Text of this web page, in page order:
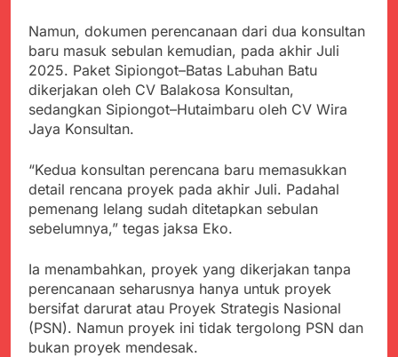
Namun, dokumen perencanaan dari dua konsultan
baru masuk sebulan kemudian, pada akhir Juli
2025. Paket Sipiongot–Batas Labuhan Batu
dikerjakan oleh CV Balakosa Konsultan,
sedangkan Sipiongot–Hutaimbaru oleh CV Wira
Jaya Konsultan.
“Kedua konsultan perencana baru memasukkan
detail rencana proyek pada akhir Juli. Padahal
pemenang lelang sudah ditetapkan sebulan
sebelumnya,” tegas jaksa Eko.
Ia menambahkan, proyek yang dikerjakan tanpa
perencanaan seharusnya hanya untuk proyek
bersifat darurat atau Proyek Strategis Nasional
(PSN). Namun proyek ini tidak tergolong PSN dan
bukan proyek mendesak.